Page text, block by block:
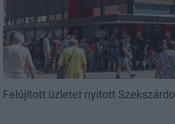
Felújított üzletet nyitott